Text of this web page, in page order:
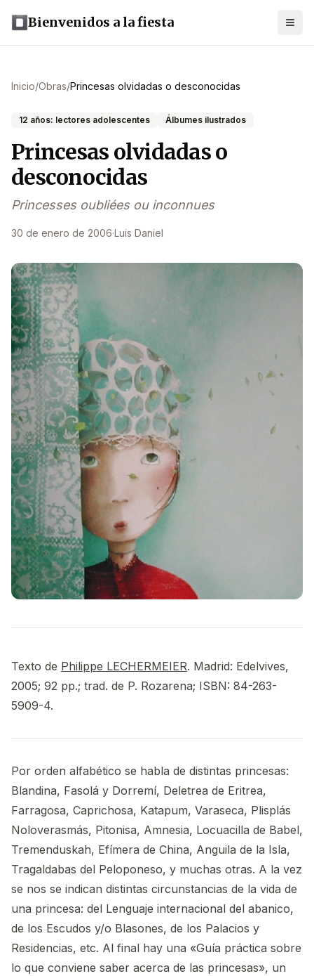
Bienvenidos a la fiesta
Inicio/Obras/Princesas olvidadas o desconocidas
12 años: lectores adolescentes Álbumes ilustrados
Princesas olvidadas o
desconocidas
Princesses oubliées ou inconnues
30 de enero de 2006·Luis Daniel
Texto de Philippe LECHERMEIER. Madrid: Edelvives,
2005; 92 pp.; trad. de P. Rozarena; ISBN: 84-263-
5909-4.
Por orden alfabético se habla de distintas princesas:
Blandina, Fasolá y Dorremí, Deletrea de Eritrea,
Farragosa, Caprichosa, Katapum, Varaseca, Plisplás
Noloverasmás, Pitonisa, Amnesia, Locuacilla de Babel,
Tremenduskah, Efímera de China, Anguila de la Isla,
Tragaldabas del Peloponeso, y muchas otras. A la vez
se nos se indican distintas circunstancias de la vida de
una princesa: del Lenguaje internacional del abanico,
de los Escudos y/o Blasones, de los Palacios y
Residencias, etc. Al final hay una «Guía práctica sobre
lo que conviene saber acerca de las princesas», un